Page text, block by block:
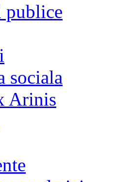
sociala
Arinis